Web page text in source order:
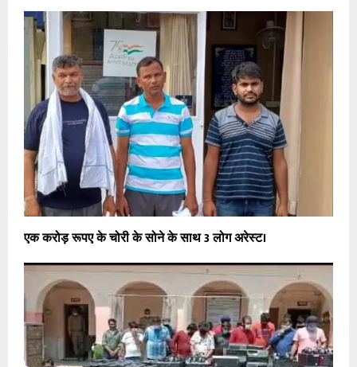
एक करोड़ रूपए के चोरी के सोने के साथ 3 लोग अरेस्ट।